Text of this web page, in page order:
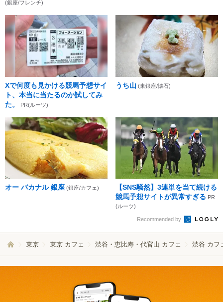
(銀座/フレンチ)
Xで何度も見かける競馬予想サイ
ト、本当に当たるのか試してみ
た。
PR(ルーツ)
うち山 (東銀座/懐石)
オー バカナル 銀座 (銀座/カフェ)
【SNS騒然】3連単を当て続ける
競馬予想サイトが異常すぎる PR
(ルーツ)
Recommended by
東京 東京 カフェ 渋谷・恵比寿・代官山 カフェ 渋谷 カフ